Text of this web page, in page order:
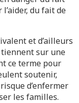
du fait de
et d’ailleurs
tiennent sur une
ce terme pour
soutenir,
d’enfermer
les familles.